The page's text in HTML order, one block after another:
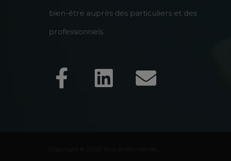
bien-être auprès des particuliers et des
professionnels.